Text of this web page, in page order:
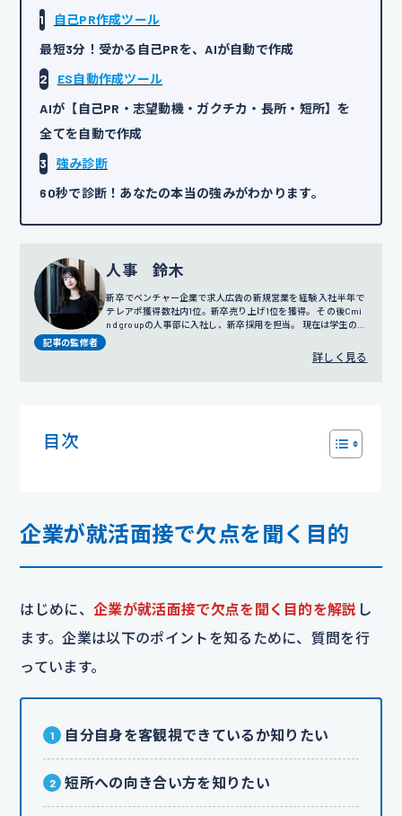
1
自己PR作成ツール
最短3分！受かる自己PRを、AIが自動で作成
2
ES自動作成ツール
AIが【自己PR・志望動機・ガクチカ・長所・短所】を
全てを自動で作成
3
強み診断
60秒で診断！あなたの本当の強みがわかります。
記事の監修者
人事 鈴木
新卒でベンチャー企業で求人広告の新規営業を経験 入社半年で
テレアポ獲得数社内1位。新卒売り上げ1位を獲得。 その後Cmi
nd groupの人事部に入社し、新卒採用を担当。 現在は学生の面
詳しく見る
目次
企業が就活面接で欠点を聞く目的
はじめに、 企業が就活面接で欠点を聞く目的を解説 し
ます。企業は以下のポイントを知るために、質問を行
っています。
自分自身を客観視できているか知りたい
短所への向き合い方を知りたい